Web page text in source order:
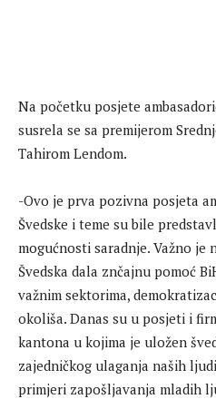
Na početku posjete
susrela se sa premijerom
Tahirom Lendom.
-Ovo je prva pozivna posjeta
Švedske i teme su bile
mogućnosti saradnje. Važno je
Švedska dala znčajnu pomoć
važnim sektorima,
okoliša. Danas su u posjeti i
kantona u kojima je uložen
zajedničkog ulaganja naših
primjeri zapošljavanja mladih